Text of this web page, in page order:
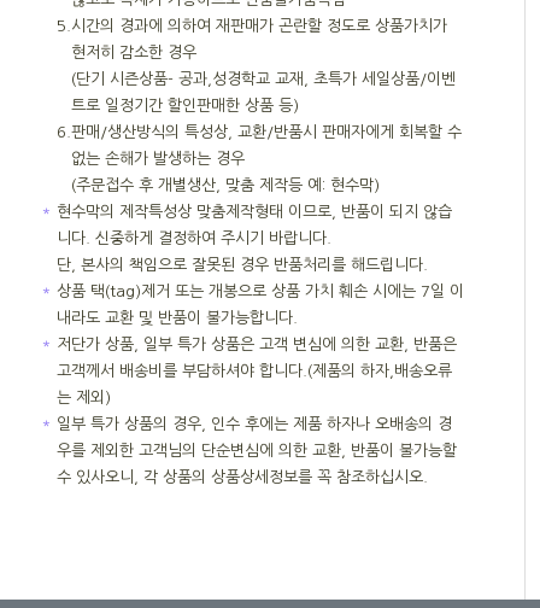
5. 시간의 경과에 의하여 재판매가 곤란할 정도로 상품가치가
현저히 감소한 경우
(단기 시즌상품- 공과,성경학교 교재, 초특가 세일상품/이벤
트로 일정기간 할인판매한 상품 등)
6. 판매/생산방식의 특성상, 교환/반품시 판매자에게 회복할 수
없는 손해가 발생하는 경우
(주문접수 후 개별생산, 맞춤 제작등 예: 현수막)
＊ 현수막의 제작특성상 맞춤제작형태 이므로, 반품이 되지 않습
니다. 신중하게 결정하여 주시기 바랍니다.
단, 본사의 책임으로 잘못된 경우 반품처리를 해드립니다.
＊ 상품 택(tag)제거 또는 개봉으로 상품 가치 훼손 시에는 7일 이
내라도 교환 및 반품이 불가능합니다.
＊ 저단가 상품, 일부 특가 상품은 고객 변심에 의한 교환, 반품은
고객께서 배송비를 부담하셔야 합니다.(제품의 하자,배송오류
는 제외)
＊ 일부 특가 상품의 경우, 인수 후에는 제품 하자나 오배송의 경
우를 제외한 고객님의 단순변심에 의한 교환, 반품이 불가능할
수 있사오니, 각 상품의 상품상세정보를 꼭 참조하십시오.